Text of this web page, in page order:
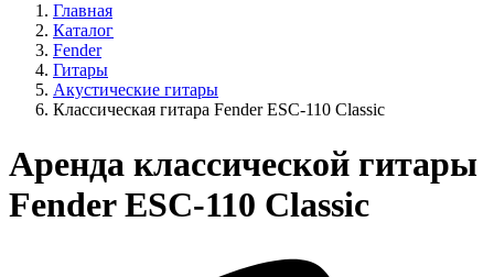
Главная
Каталог
Fender
Гитары
Акустические гитары
Классическая гитара Fender ESC-110 Classic
Аренда классической гитары
Fender ESC-110 Classic